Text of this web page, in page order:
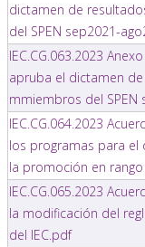
dictamen de
del SPEN sep2021-
IEC.CG.063.2023
apruba el dictamen
mmiembros del SPEN
IEC.CG.064.2023
los programas para
la promoción en rango
IEC.CG.065.2023
la modificación del
del IEC.pdf